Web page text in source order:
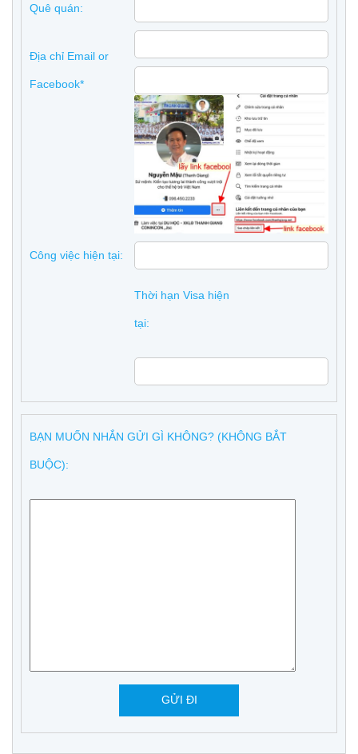
Quê quán:
Địa chỉ Email or
Facebook*
Công việc hiện tại:
Thời hạn Visa hiện
tại:
BẠN MUỐN NHẮN GỬI GÌ KHÔNG? (KHÔNG BẮT
BUỘC):